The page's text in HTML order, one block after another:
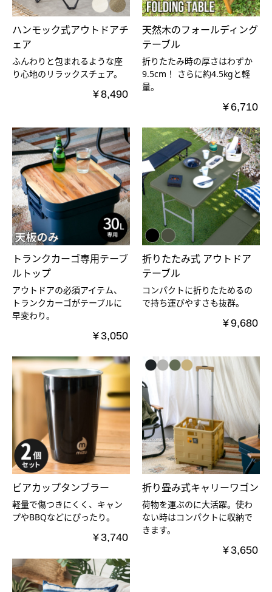
ハンモック式アウトドアチ
ェア
ふんわりと包まれるような座
り心地のリラックスチェア。
¥8,490
天然木のフォールディング
テーブル
折りたたみ時の厚さはわずか
9.5cm！ さらに約4.5kgと軽
量。
¥ 6,710
トランクカーゴ専用テーブ
ルトップ
アウトドアの必須アイテム、
トランクカーゴがテーブルに
早変わり。
¥3,050
折りたたみ式 アウトドア
テーブル
コンパクトに折りたためるの
で持ち運びやすさも抜群。
¥9,680
ビアカップタンブラー
軽量で傷つきにくく、キャン
プやBBQなどにぴったり。
¥3,740
折り畳み式キャリーワゴン
荷物を運ぶのに大活躍。使わ
ない時はコンパクトに収納で
きます。
¥3,650